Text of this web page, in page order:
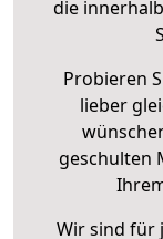
die
Probieren
lieber
geschulten
Wir sind für